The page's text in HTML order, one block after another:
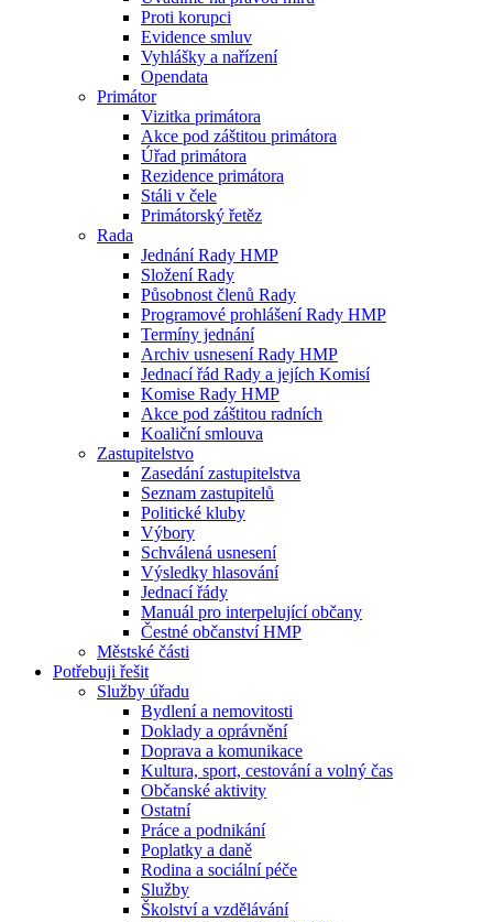
Proti korupci
Evidence smluv
Vyhlášky a nařízení
Opendata
Primátor
Vizitka primátora
Akce pod záštitou primátora
Úřad primátora
Rezidence primátora
Stáli v čele
Primátorský řetěz
Rada
Jednání Rady HMP
Složení Rady
Působnost členů Rady
Programové prohlášení Rady HMP
Termíny jednání
Archiv usnesení Rady HMP
Jednací řád Rady a jejích Komisí
Komise Rady HMP
Akce pod záštitou radních
Koaliční smlouva
Zastupitelstvo
Zasedání zastupitelstva
Seznam zastupitelů
Politické kluby
Výbory
Schválená usnesení
Výsledky hlasování
Jednací řády
Manuál pro interpelující občany
Čestné občanství HMP
Městské části
Potřebuji řešit
Služby úřadu
Bydlení a nemovitosti
Doklady a oprávnění
Doprava a komunikace
Kultura, sport, cestování a volný čas
Občanské aktivity
Ostatní
Práce a podnikání
Poplatky a daně
Rodina a sociální péče
Služby
Školství a vzdělávání